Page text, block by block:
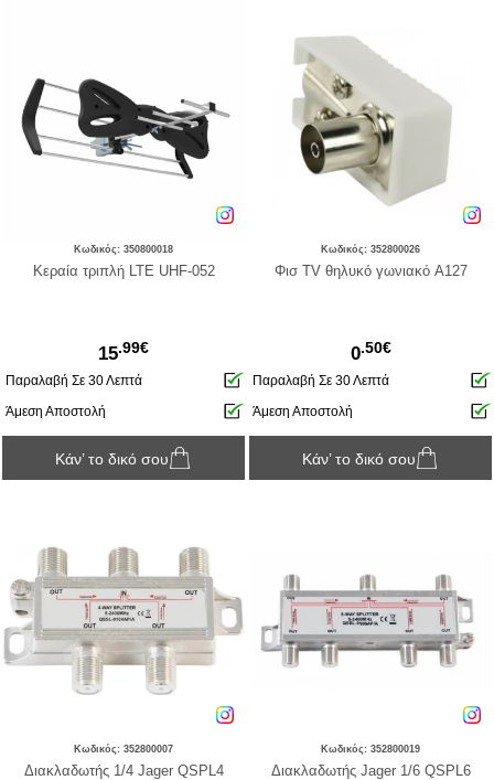
Κωδικός: 350800018
Κεραία τριπλή LTE UHF-052
15.99€
Παραλαβή Σε 30 Λεπτά
Άμεση Αποστολή
Κάν’ το δικό σου
Κωδικός: 352800026
Φισ TV θηλυκό γωνιακό A127
0.50€
Παραλαβή Σε 30 Λεπτά
Άμεση Αποστολή
Κάν’ το δικό σου
Κωδικός: 352800007
Διακλαδωτής 1/4 Jager QSPL4
Κωδικός: 352800019
Διακλαδωτής Jager 1/6 QSPL6